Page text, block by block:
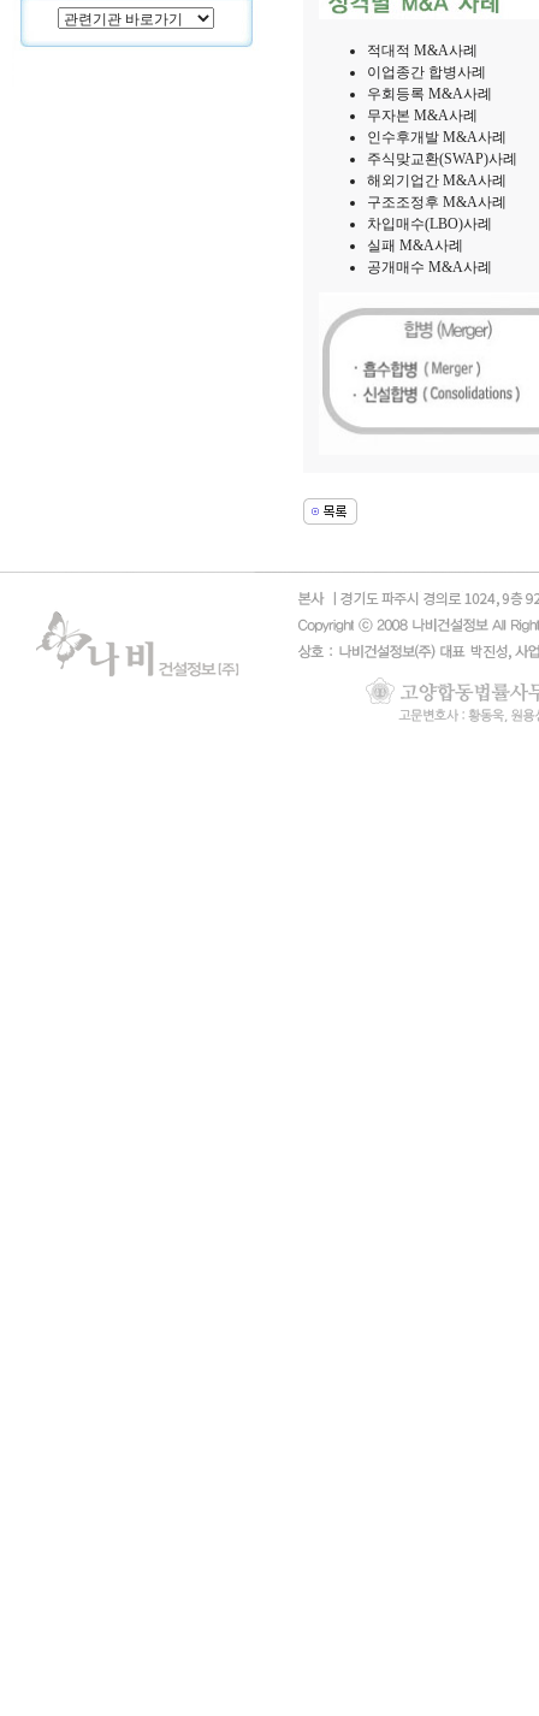
적대적 M&A사례
이업종간 합병사례
우회등록 M&A사례
무자본 M&A사례
인수후개발 M&A사례
주식맞교환(SWAP)사례
해외기업간 M&A사례
구조조정후 M&A사례
차입매수(LBO)사례
실패 M&A사례
공개매수 M&A사례